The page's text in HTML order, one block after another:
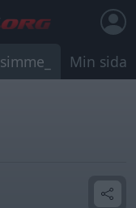
_simme_ Min sida